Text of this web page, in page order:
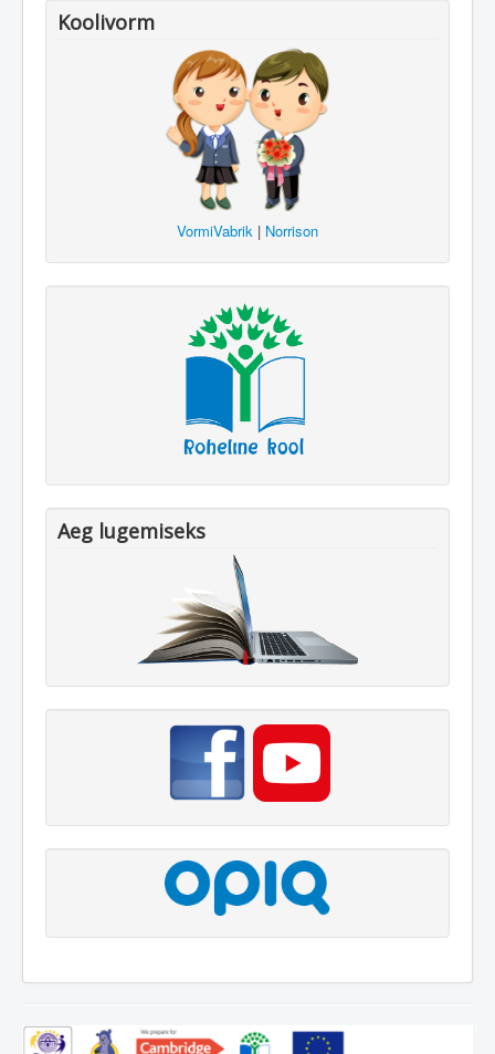
Koolivorm
VormiVabrik | Norrison
Aeg lugemiseks